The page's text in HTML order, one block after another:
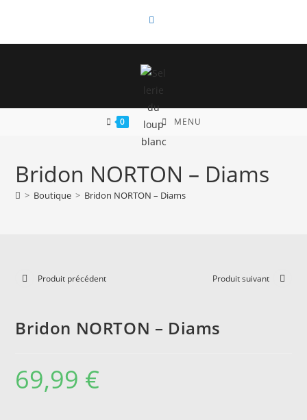
content
0 MENU
Bridon NORTON – Diams
> Boutique > Bridon NORTON – Diams
Produit précédent Produit suivant
Bridon NORTON – Diams
69,99 €